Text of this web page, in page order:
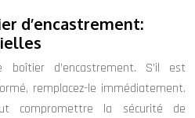
d’encastrement:
boîtier d’encastrement. S’il est
remplacez-le immédiatement.
compromettre la sécurité de